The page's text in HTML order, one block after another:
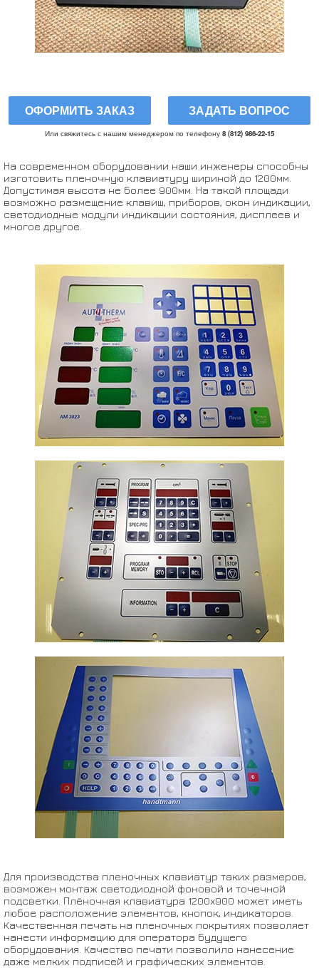
ОФОРМИТЬ ЗАКАЗ ЗАДАТЬ ВОПРОС
Или свяжитесь с нашим менеджером по телефону 8 (812) 986-22-15
На современном оборудовании наши инженеры способны
изготовить пленочную клавиатуру шириной до 1200мм.
Допустимая высота не более 900мм. На такой площади
возможно размещение клавиш, приборов, окон индикации,
светодиодные модули индикации состояния, дисплеев и
многое другое.
Для производства пленочных клавиатур таких размеров,
возможен монтаж светодиодной фоновой и точечной
подсветки. Плёночная клавиатура 1200x900 может иметь
любое расположение элементов, кнопок, индикаторов.
Качественная печать на пленочных покрытиях позволяет
нанести информацию для оператора будущего
оборудования. Качество печати позволило нанесение
даже мелких подписей и графических элементов.